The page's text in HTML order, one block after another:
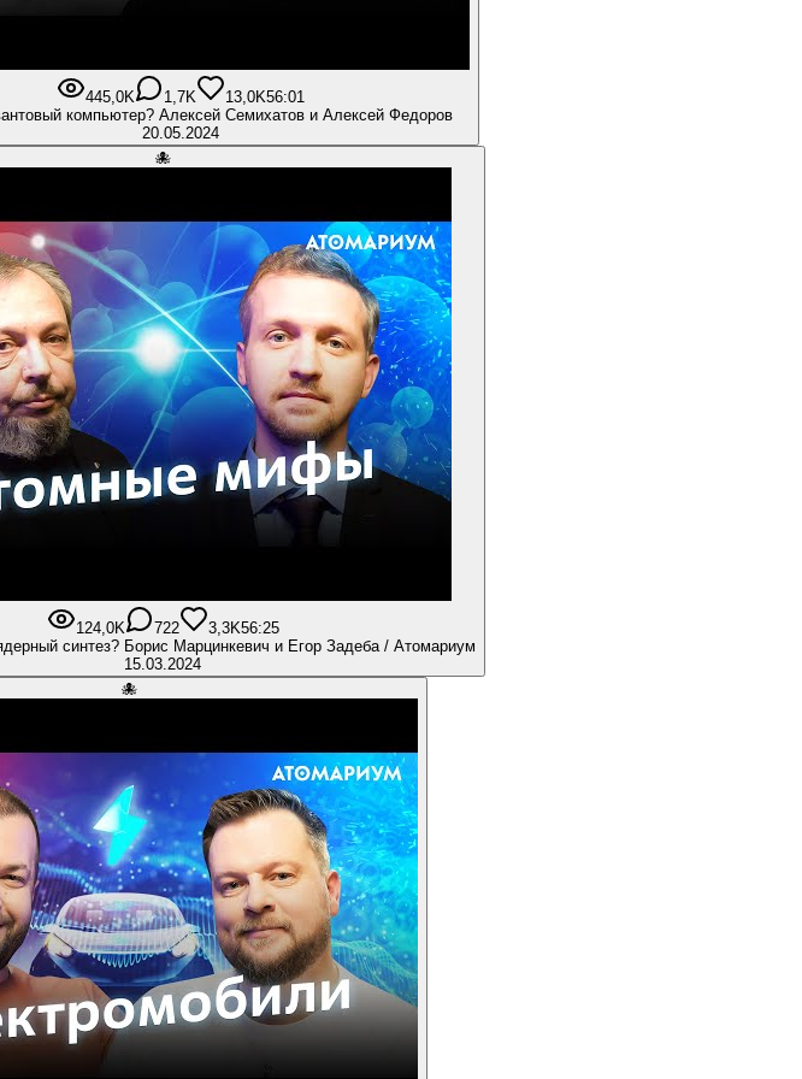
445,0K 1,7K 13,0K56:01
компьютер? Алексей Семихатов и Алексей Федоров
20.05.2024
🐙
124,0K 722 3,3K56:25
синтез? Борис Марцинкевич и Егор Задеба / Атомариум
15.03.2024
🐙